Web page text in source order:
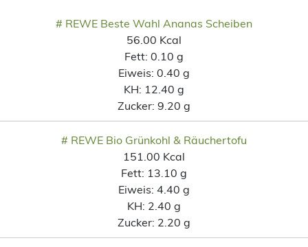
# REWE Beste Wahl Ananas Scheiben
56.00 Kcal
Fett: 0.10 g
Eiweis: 0.40 g
KH: 12.40 g
Zucker: 9.20 g
# REWE Bio Grünkohl & Räuchertofu
151.00 Kcal
Fett: 13.10 g
Eiweis: 4.40 g
KH: 2.40 g
Zucker: 2.20 g